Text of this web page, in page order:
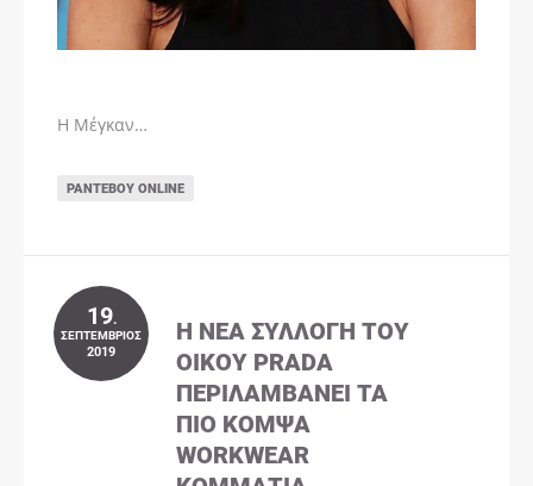
Η Μέγκαν…
ΡΑΝΤΕΒΟΎ ONLINE
19.
ΣΕΠΤΈΜΒΡΙΟΣ
2019
Η ΝΈΑ ΣΥΛΛΟΓΉ ΤΟΥ
ΟΊΚΟΥ PRADA
ΠΕΡΙΛΑΜΒΆΝΕΙ ΤΑ
ΠΙΟ ΚΟΜΨΆ
WORKWEAR